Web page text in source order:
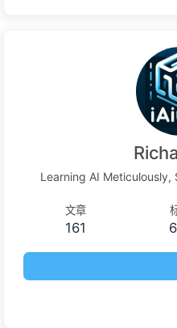
Learning AI
文章
161